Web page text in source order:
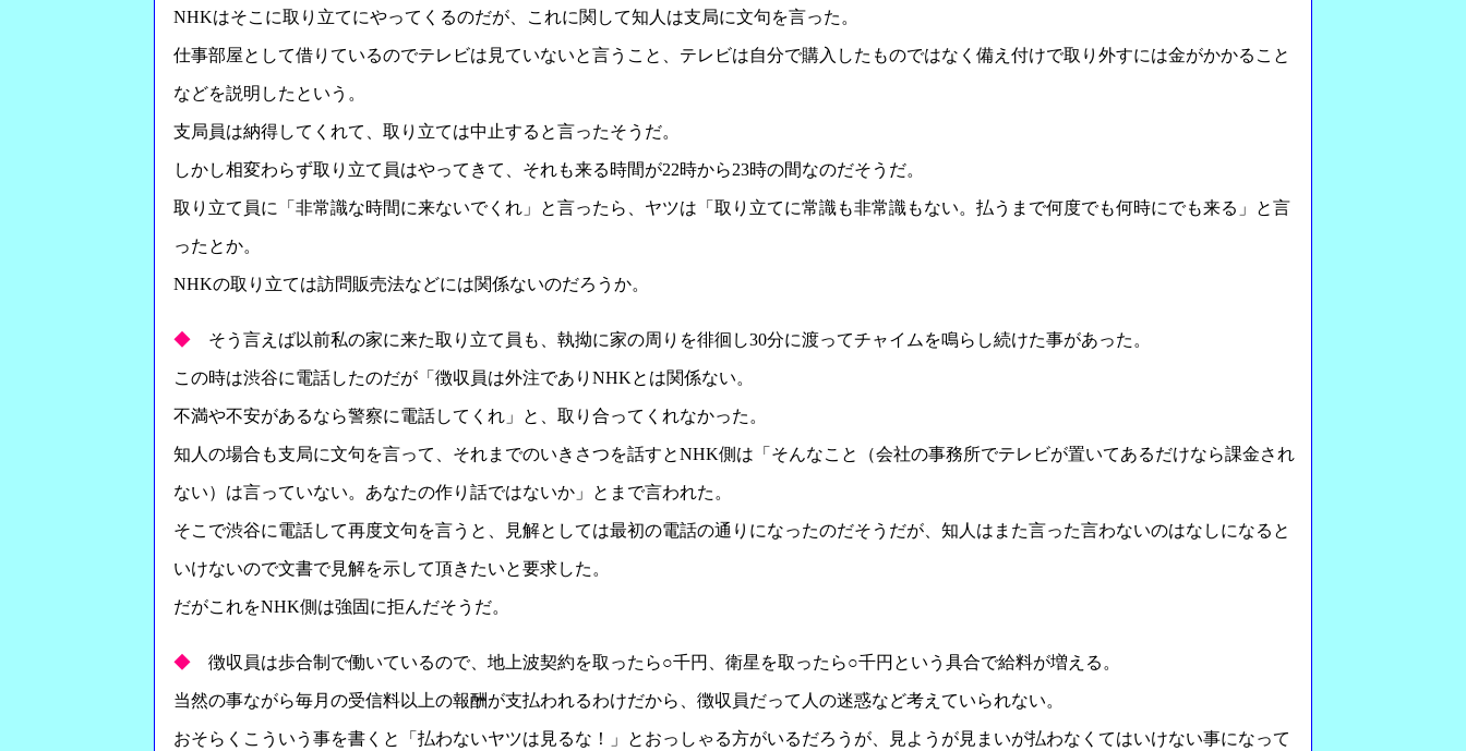
NHKはそこに取り立てにやってくるのだが、これに関して知人は支局に文句を言った。
仕事部屋として借りているのでテレビは見ていないと言うこと、テレビは自分で購入したものではなく備え付けで取り外すには金がかかること
などを説明したという。
支局員は納得してくれて、取り立ては中止すると言ったそうだ。
しかし相変わらず取り立て員はやってきて、それも来る時間が22時から23時の間なのだそうだ。
取り立て員に「非常識な時間に来ないでくれ」と言ったら、ヤツは「取り立てに常識も非常識もない。払うまで何度でも何時にでも来る」と言
ったとか。
NHKの取り立ては訪問販売法などには関係ないのだろうか。
◆ そう言えば以前私の家に来た取り立て員も、執拗に家の周りを徘徊し30分に渡ってチャイムを鳴らし続けた事があった。
この時は渋谷に電話したのだが「徴収員は外注でありNHKとは関係ない。
不満や不安があるなら警察に電話してくれ」と、取り合ってくれなかった。
知人の場合も支局に文句を言って、それまでのいきさつを話すとNHK側は「そんなこと（会社の事務所でテレビが置いてあるだけなら課金され
ない）は言っていない。あなたの作り話ではないか」とまで言われた。
そこで渋谷に電話して再度文句を言うと、見解としては最初の電話の通りになったのだそうだが、知人はまた言った言わないのはなしになると
いけないので文書で見解を示して頂きたいと要求した。
だがこれをNHK側は強固に拒んだそうだ。
◆ 徴収員は歩合制で働いているので、地上波契約を取ったら○千円、衛星を取ったら○千円という具合で給料が増える。
当然の事ながら毎月の受信料以上の報酬が支払われるわけだから、徴収員だって人の迷惑など考えていられない。
おそらくこういう事を書くと「払わないヤツは見るな！」とおっしゃる方がいるだろうが、見ようが見まいが払わなくてはいけない事になって